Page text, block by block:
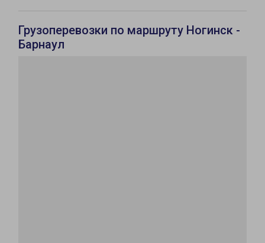
Грузоперевозки по маршруту Ногинск -
Барнаул